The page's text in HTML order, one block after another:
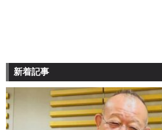
新着記事